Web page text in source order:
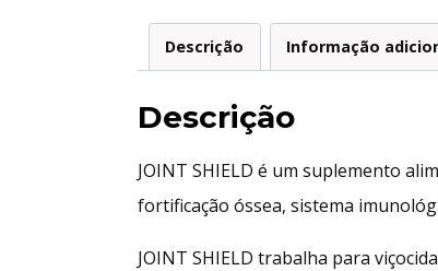
Descrição Informação
Descrição
JOINT SHIELD é um suplemento
fortificação óssea, sistema
JOINT SHIELD trabalha para